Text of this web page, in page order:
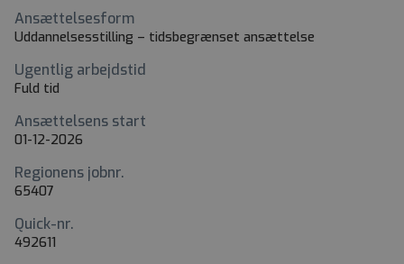
Ansættelsesform
Uddannelsesstilling – tidsbegrænset ansættelse
Ugentlig arbejdstid
Fuld tid
Ansættelsens start
01-12-2026
Regionens jobnr.
65407
Quick-nr.
492611